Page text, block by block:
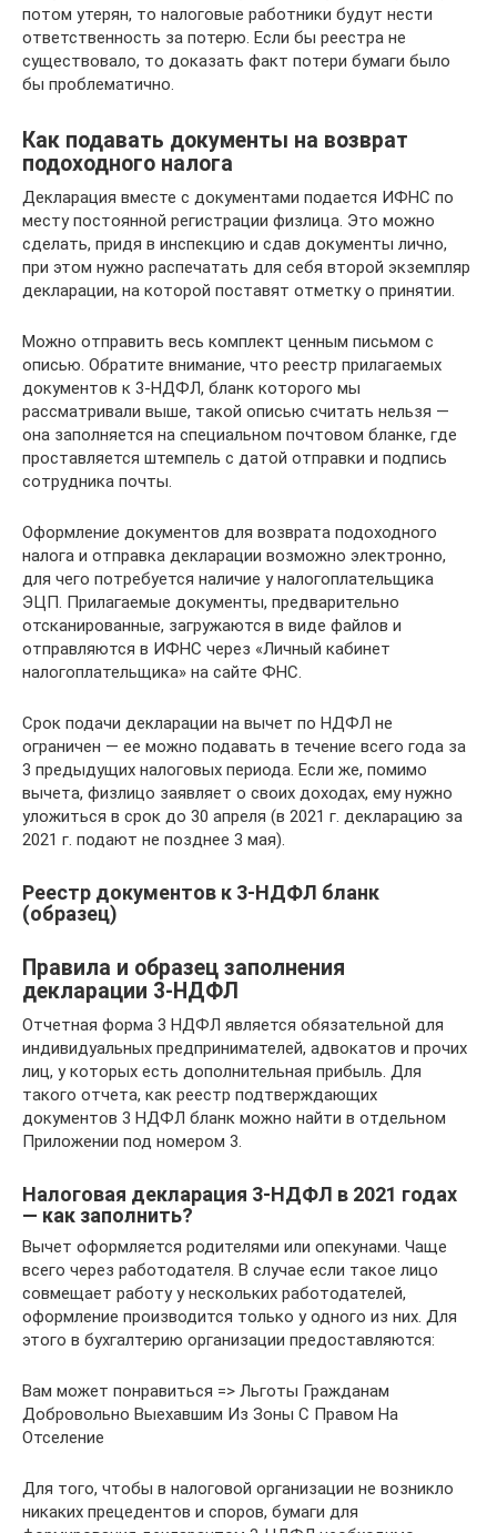
потом утерян, то налоговые работники будут нести
ответственность за потерю. Если бы реестра не
существовало, то доказать факт потери бумаги было
бы проблематично.
Как подавать документы на возврат
подоходного налога
Декларация вместе с документами подается ИФНС по
месту постоянной регистрации физлица. Это можно
сделать, придя в инспекцию и сдав документы лично,
при этом нужно распечатать для себя второй экземпляр
декларации, на которой поставят отметку о принятии.
Можно отправить весь комплект ценным письмом с
описью. Обратите внимание, что реестр прилагаемых
документов к 3-НДФЛ, бланк которого мы
рассматривали выше, такой описью считать нельзя —
она заполняется на специальном почтовом бланке, где
проставляется штемпель с датой отправки и подпись
сотрудника почты.
Оформление документов для возврата подоходного
налога и отправка декларации возможно электронно,
для чего потребуется наличие у налогоплательщика
ЭЦП. Прилагаемые документы, предварительно
отсканированные, загружаются в виде файлов и
отправляются в ИФНС через «Личный кабинет
налогоплательщика» на сайте ФНС.
Срок подачи декларации на вычет по НДФЛ не
ограничен — ее можно подавать в течение всего года за
3 предыдущих налоговых периода. Если же, помимо
вычета, физлицо заявляет о своих доходах, ему нужно
уложиться в срок до 30 апреля (в 2021 г. декларацию за
2021 г. подают не позднее 3 мая).
Реестр документов к 3-НДФЛ бланк
(образец)
Правила и образец заполнения
декларации 3-НДФЛ
Отчетная форма 3 НДФЛ является обязательной для
индивидуальных предпринимателей, адвокатов и прочих
лиц, у которых есть дополнительная прибыль. Для
такого отчета, как реестр подтверждающих
документов 3 НДФЛ бланк можно найти в отдельном
Приложении под номером 3.
Налоговая декларация 3-НДФЛ в 2021 годах
— как заполнить?
Вычет оформляется родителями или опекунами. Чаще
всего через работодателя. В случае если такое лицо
совмещает работу у нескольких работодателей,
оформление производится только у одного из них. Для
этого в бухгалтерию организации предоставляются:
Вам может понравиться => Льготы Гражданам
Добровольно Выехавшим Из Зоны С Правом На
Отселение
Для того, чтобы в налоговой организации не возникло
никаких прецедентов и споров, бумаги для